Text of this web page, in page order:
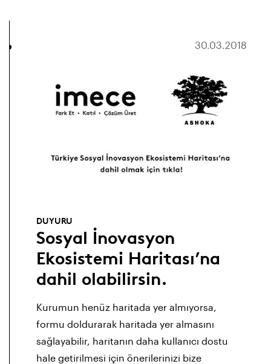
30.03.2018
DUYURU
Sosyal İnovasyon
Ekosistemi Haritası’na
dahil olabilirsin.
Kurumun henüz haritada yer almıyorsa,
formu doldurarak haritada yer almasını
sağlayabilir, haritanın daha kullanıcı dostu
hale getirilmesi için önerilerinizi bize